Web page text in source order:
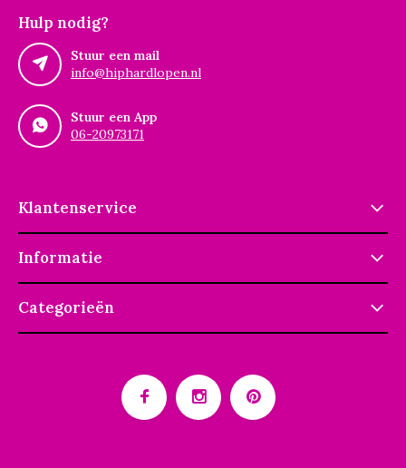
Hulp nodig?
Stuur een mail
info@hiphardlopen.nl
Stuur een App
06-20973171
Klantenservice
Informatie
Categorieën